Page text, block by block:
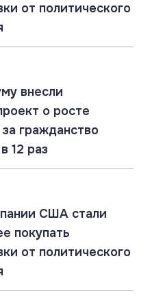
систем. Опыт
за 7 августа
от политического
внесли
о росте
гражданство
12 раз
США стали
покупать
от политического